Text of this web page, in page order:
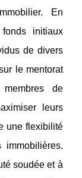
En
initiaux
de divers
le mentorat
de
leurs
une flexibilité
immobilières.
soudée et à